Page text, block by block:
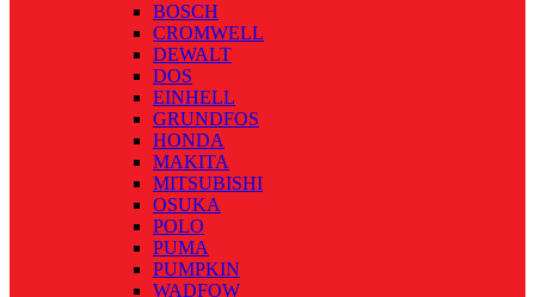
BOSCH
CROMWELL
DEWALT
DOS
EINHELL
GRUNDFOS
HONDA
MAKITA
MITSUBISHI
OSUKA
POLO
PUMA
PUMPKIN
WADFOW